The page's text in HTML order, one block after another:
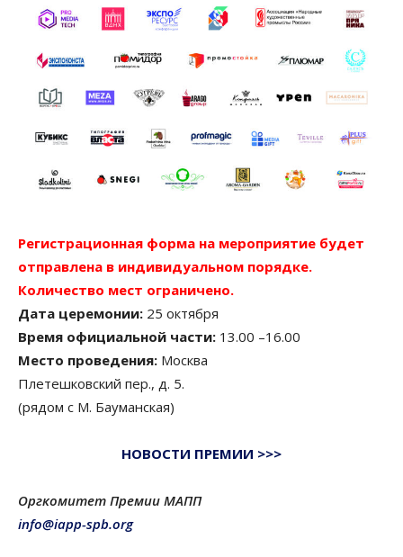
Регистрационная форма на мероприятие будет
отправлена в индивидуальном порядке.
Количество мест ограничено.
Дата церемонии: 25 октября
Время официальной части: 13.00 –16.00
Место проведения: Москва
Плетешковский пер., д. 5.
(рядом с М. Бауманская)
НОВОСТИ ПРЕМИИ >>>
Оргкомитет Премии МАПП
info@iapp-spb.org